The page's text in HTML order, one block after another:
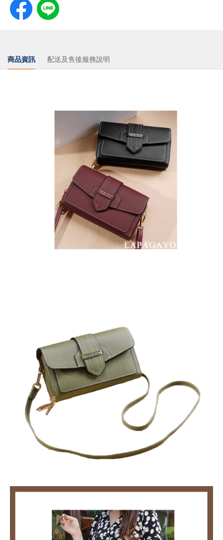
商品資訊 配送及售後服務說明